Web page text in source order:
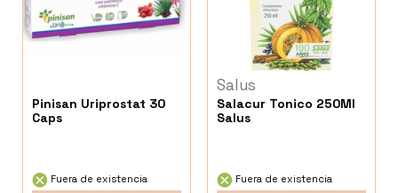
Pinisan Uriprostat 30
Caps
Fuera de existencia
Salus
Salacur Tonico 250Ml
Salus
Fuera de existencia